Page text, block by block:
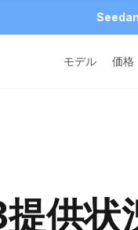
モデル 価格
供状